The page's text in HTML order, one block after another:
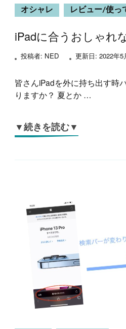
オシャレ レビュー/使っ
iPadに合うおしゃれ
投稿者: NED 更新日: 2022年5
皆さんiPadを外に持ち出す時
りますか？ 夏とか …
▼続きを読む▼